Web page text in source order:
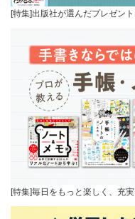
[特集]出版社が選んだプレゼン
[特集]毎日をもっと楽しく、充